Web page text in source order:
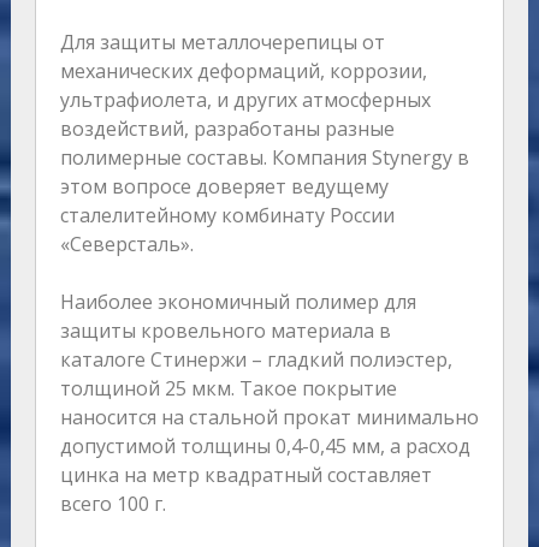
Для защиты металлочерепицы от
механических деформаций, коррозии,
ультрафиолета, и других атмосферных
воздействий, разработаны разные
полимерные составы. Компания Stynergy в
этом вопросе доверяет ведущему
сталелитейному комбинату России
«Северсталь».
Наиболее экономичный полимер для
защиты кровельного материала в
каталоге Стинержи – гладкий полиэстер,
толщиной 25 мкм. Такое покрытие
наносится на стальной прокат минимально
допустимой толщины 0,4-0,45 мм, а расход
цинка на метр квадратный составляет
всего 100 г.